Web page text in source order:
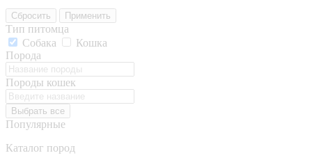
Сбросить Применить
Тип питомца
Собака
Кошка
Порода
Породы кошек
Выбрать все
Популярные
Каталог пород